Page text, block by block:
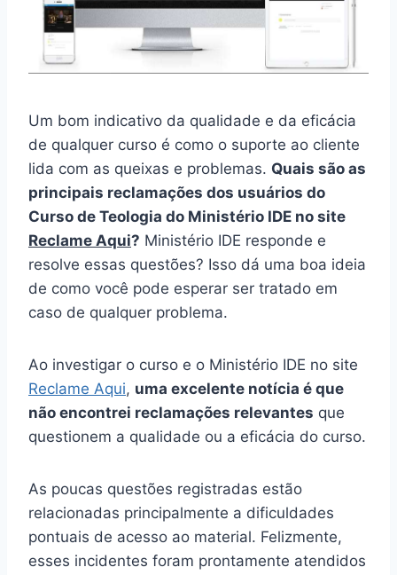
Um bom indicativo da qualidade e da eficácia
de qualquer curso é como o suporte ao cliente
lida com as queixas e problemas. Quais são as
principais reclamações dos usuários do
Curso de Teologia do Ministério IDE no site
Reclame Aqui? Ministério IDE responde e
resolve essas questões? Isso dá uma boa ideia
de como você pode esperar ser tratado em
caso de qualquer problema.
Ao investigar o curso e o Ministério IDE no site
Reclame Aqui, uma excelente notícia é que
não encontrei reclamações relevantes que
questionem a qualidade ou a eficácia do curso.
As poucas questões registradas estão
relacionadas principalmente a dificuldades
pontuais de acesso ao material. Felizmente,
esses incidentes foram prontamente atendidos